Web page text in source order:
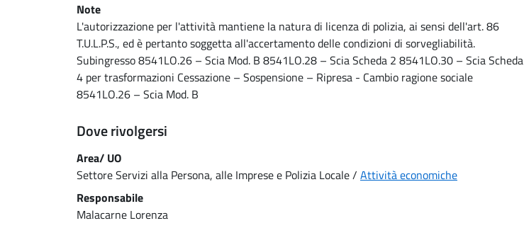
Note
L'autorizzazione per l'attività mantiene la natura di licenza di polizia, ai sensi dell'art. 86
T.U.L.P.S., ed è pertanto soggetta all'accertamento delle condizioni di sorvegliabilità.
Subingresso 8541LO.26 – Scia Mod. B 8541LO.28 – Scia Scheda 2 8541LO.30 – Scia Scheda
4 per trasformazioni Cessazione – Sospensione – Ripresa - Cambio ragione sociale
8541LO.26 – Scia Mod. B
Dove rivolgersi
Area/ UO
Settore Servizi alla Persona, alle Imprese e Polizia Locale / Attività economiche
Responsabile
Malacarne Lorenza